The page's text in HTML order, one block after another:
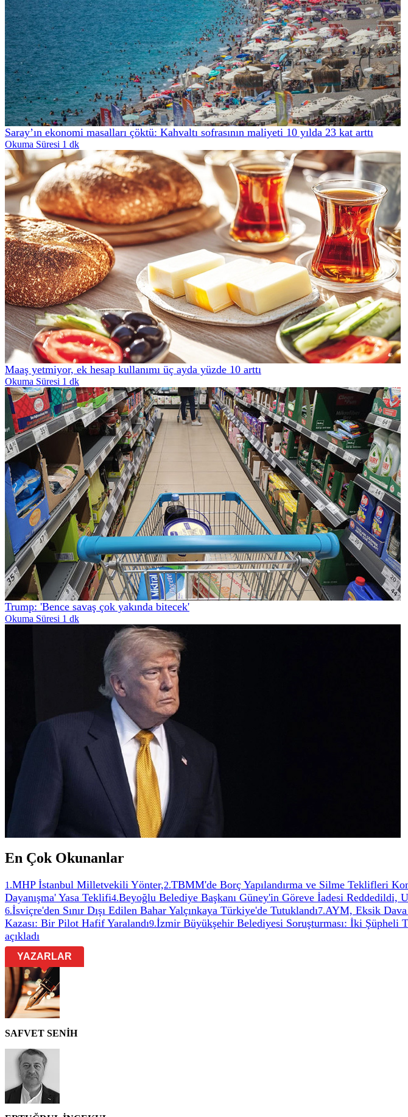
Saray’ın ekonomi masalları çöktü: Kahvaltı sofrasının maliyeti 10 yılda 23 kat arttı
Okuma Süresi 1 dk
Maaş yetmiyor, ek hesap kullanımı üç ayda yüzde 10 arttı
Okuma Süresi 1 dk
Trump: 'Bence savaş çok yakında bitecek'
Okuma Süresi 1 dk
En Çok Okunanlar
1 .MHP İstanbul Milletvekili Yönter,2.TBMM'de Borç Yapılandırma ve Silme Teklifleri
Dayanışma' Yasa Teklifi4.Beyoğlu Belediye Başkanı Güney'in Göreve İadesi Reddedildi,
6.İsviçre'den Sınır Dışı Edilen Bahar Yalçınkaya Türkiye'de Tutuklandı7.AYM, Eksik Dava
Kazası: Bir Pilot Hafif Yaralandı9.İzmir Büyükşehir Belediyesi Soruşturması: İki Şüpheli
açıkladı
YAZARLAR
SAFVET SENİH